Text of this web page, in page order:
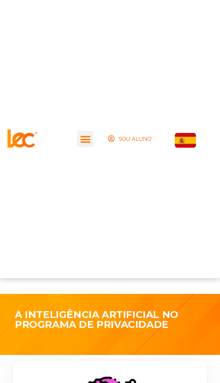
SOU ALUNO
A INTELIGÊNCIA ARTIFICIAL NO
PROGRAMA DE PRIVACIDADE